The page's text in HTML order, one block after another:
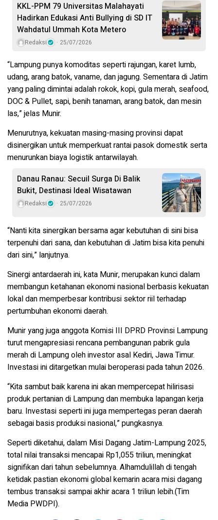
KKL-PPM 79 Universitas Malahayati
Hadirkan Edukasi Anti Bullying di SD IT
Wahdatul Ummah Kota Metero
Redaksi 25/07/2026
“Lampung punya komoditas seperti rajungan, karet lumb,
udang, arang batok, vaname, dan jagung. Sementara di Jatim
yang paling dimintai adalah rokok, kopi, gula merah, seafood,
DOC & Pullet, sapi, benih tanaman, arang batok, dan mesin
las,” jelas Munir.
Menurutnya, kekuatan masing-masing provinsi dapat
disinergikan untuk memperkuat rantai pasok domestik serta
menurunkan biaya logistik antarwilayah.
Danau Ranau: Secuil Surga Di Balik
Bukit, Destinasi Ideal Wisatawan
Redaksi 25/07/2026
“Nanti kita sinergikan bersama agar kebutuhan di sini bisa
terpenuhi dari sana, dan kebutuhan di Jatim bisa kita penuhi
dari sini,” lanjutnya.
Sinergi antardaerah ini, kata Munir, merupakan kunci dalam
membangun ketahanan ekonomi nasional berbasis kekuatan
lokal dan memperbesar kontribusi sektor riil terhadap
pertumbuhan ekonomi daerah.
Munir yang juga anggota Komisi III DPRD Provinsi Lampung
turut mengapresiasi rencana pembangunan pabrik gula
merah di Lampung oleh investor asal Kediri, Jawa Timur.
Investasi ini ditargetkan mulai beroperasi pada tahun 2026.
“Kita sambut baik karena ini akan mempercepat hilirisasi
produk pertanian di Lampung dan membuka lapangan kerja
baru. Investasi seperti ini juga mempertegas peran daerah
sebagai basis produksi nasional,” pungkasnya.
Seperti diketahui, dalam Misi Dagang Jatim-Lampung 2025,
total nilai transaksi mencapai Rp1,055 triliun, meningkat
signifikan dari tahun sebelumnya. Alhamdulillah di tengah
ketidak pastian ekonomi global kemarin acara misi dagang
tembus transaksi sampai akhir acara 1 triliun lebih.(Tim
Media PWDPI).